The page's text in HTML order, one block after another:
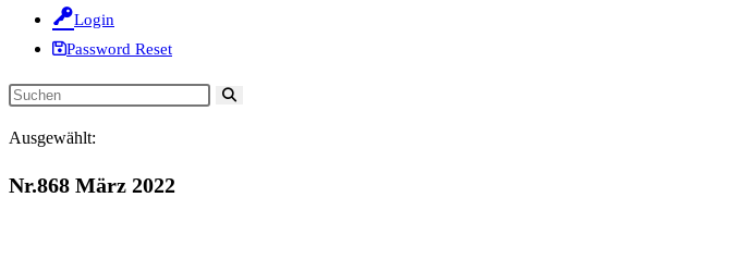
Login
Password Reset
Diese
durchsuchen
Ausgewählt:
Nr.868 März 2022